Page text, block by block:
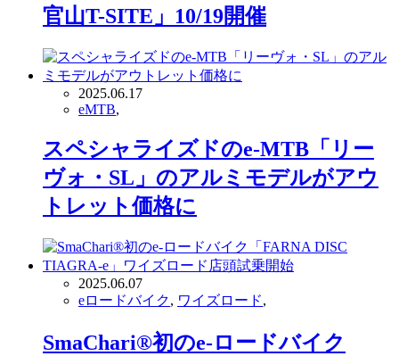
官山T-SITE」10/19開催
2025.06.17
eMTB,
スペシャライズドのe-MTB「リー
ヴォ・SL」のアルミモデルがアウ
トレット価格に
2025.06.07
eロードバイク, ワイズロード,
SmaChari®︎初のe-ロードバイク